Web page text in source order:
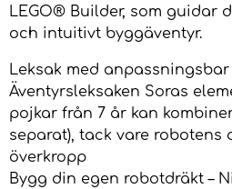
LEGO® Builder, som guidar
och intuitivt byggäventyr.
Leksak med
Äventyrsleksaken Soras
pojkar från 7 år kan
separat), tack vare robotens
överkropp
Bygg din egen robotdräkt –